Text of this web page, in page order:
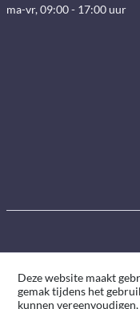
ma-vr, 09:00 - 17:00 uur
Deze website maakt
gemak tijdens het
kunnen